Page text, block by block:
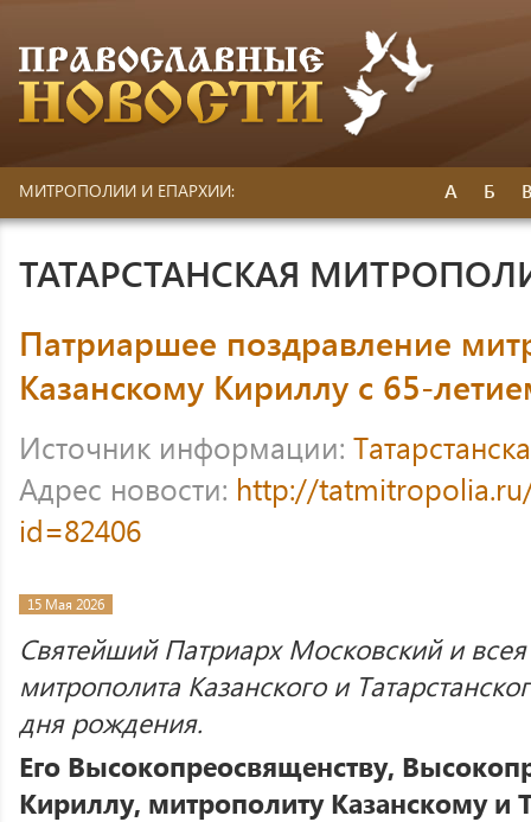
МИТРОПОЛИИ И ЕПАРХИИ: А Б
ТАТАРСТАНСКАЯ
Патриаршее поздравление
Казанскому Кириллу с 65-
Источник информации:
Адрес новости: http://
id=82406
15 Мая 2026
Святейший Патриарх Московский и
митрополита Казанского и
дня рождения.
Его Высокопреосвященству,
Кириллу, митрополиту Казанскому и